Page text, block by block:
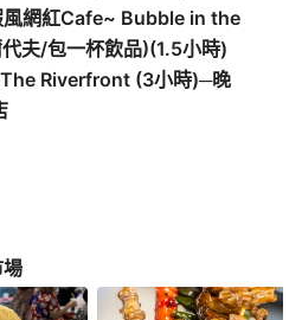
風網紅Cafe~ Bubble in the
夫/包一杯飲品)(1.5小時)
Riverfront (3小時)─晚